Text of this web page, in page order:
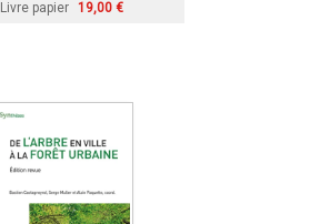
Livre papier 19,00 €